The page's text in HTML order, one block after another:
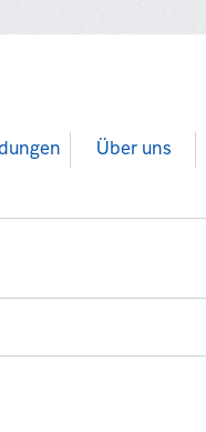
Über uns